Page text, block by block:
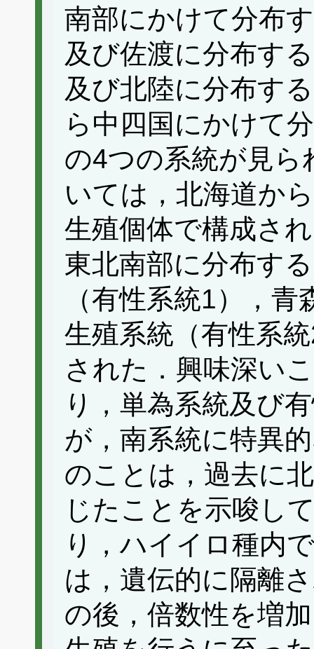
南部にかけて分布
及び佐渡に分布す
及び北陸に分布す
ら中四国にかけて
の4つの系統が見ら
いては，北海道か
生殖個体で構成さ
東北南部に分布す
（有性系統1），
生殖系統（有性系
された．興味深い
り，単為系統及び
が，南系統に特異
のことは，過去に
じたことを示唆し
り，ハイイロ種内
は，遺伝的に隔離
の後，倍数性を増